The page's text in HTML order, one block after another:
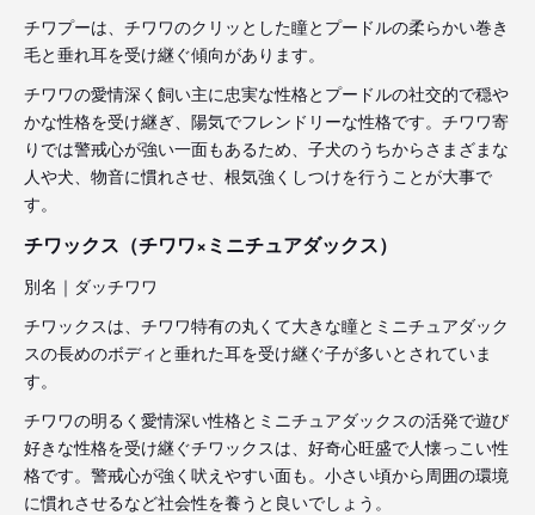
チワプーは、チワワのクリッとした瞳とプードルの柔らかい巻き
毛と垂れ耳を受け継ぐ傾向があります。
チワワの愛情深く飼い主に忠実な性格とプードルの社交的で穏や
かな性格を受け継ぎ、陽気でフレンドリーな性格です。チワワ寄
りでは警戒心が強い一面もあるため、子犬のうちからさまざまな
人や犬、物音に慣れさせ、根気強くしつけを行うことが大事で
す。
チワックス（チワワ×ミニチュアダックス）
別名｜ダッチワワ
チワックスは、チワワ特有の丸くて大きな瞳とミニチュアダック
スの長めのボディと垂れた耳を受け継ぐ子が多いとされていま
す。
チワワの明るく愛情深い性格とミニチュアダックスの活発で遊び
好きな性格を受け継ぐチワックスは、好奇心旺盛で人懐っこい性
格です。警戒心が強く吠えやすい面も。小さい頃から周囲の環境
に慣れさせるなど社会性を養うと良いでしょう。